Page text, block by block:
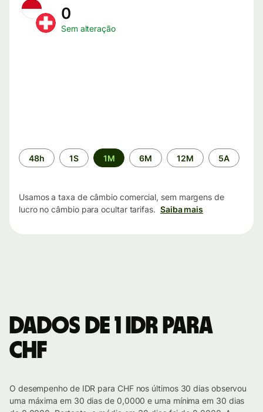
0
Sem alteração
Período
de
48h 1S 1M 6M 12M 5A
Usamos a taxa de câmbio comercial, sem margens de
lucro no câmbio para ocultar tarifas. Saiba mais
Dados de 1 IDR para
CHF
O desempenho de IDR para CHF nos últimos 30 dias observou
uma máxima em 30 dias de 0,0000 e uma mínima em 30 dias